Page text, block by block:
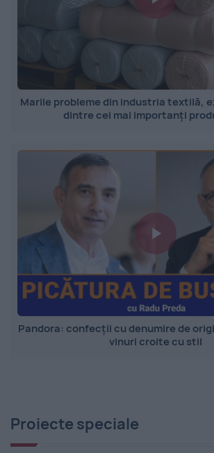
Marile probleme din industria textilă,
dintre cei mai importanți
Pandora: confecții cu denumire de
vinuri croite cu stil
Proiecte speciale